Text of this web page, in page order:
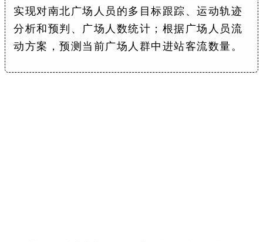
实现对南北广场人员的多目标跟踪、运动轨迹
分析和预判、广场人数统计；根据广场人员流
动方案，预测当前广场人群中进站客流数量。